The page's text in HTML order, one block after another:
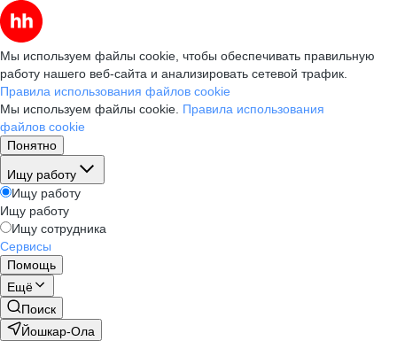
Мы используем файлы cookie, чтобы обеспечивать правильную
работу нашего веб-сайта и анализировать сетевой трафик.
Правила использования файлов cookie
Мы используем файлы cookie. Правила использования
файлов cookie
Понятно
Ищу работу
Ищу работу
Ищу работу
Ищу сотрудника
Сервисы
Помощь
Ещё
Поиск
Йошкар-Ола